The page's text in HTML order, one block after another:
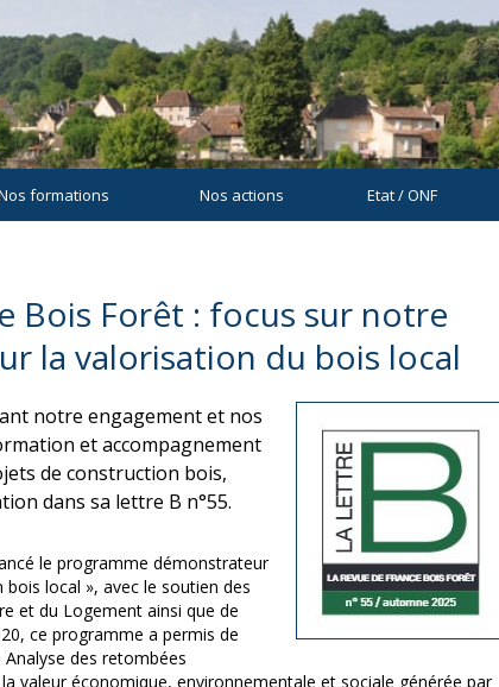
formations Nos actions Etat / ONF
Bois Forêt : focus sur notre
la valorisation du bois local
notre engagement et nos
et accompagnement
de construction bois,
dans sa lettre B n°55.
le programme démonstrateur
local », avec le soutien des
et du Logement ainsi que de
ce programme a permis de
des retombées
valeur économique, environnementale et sociale générée par